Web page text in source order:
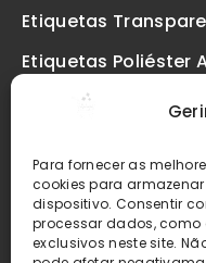
Para fornecer as
cookies para
dispositivo. Consentir
processar dados,
exclusivos neste site.
Etiquetas
Etiquetas Poliéster
Etiquetas De
Etiquetas Zebra
Fitas